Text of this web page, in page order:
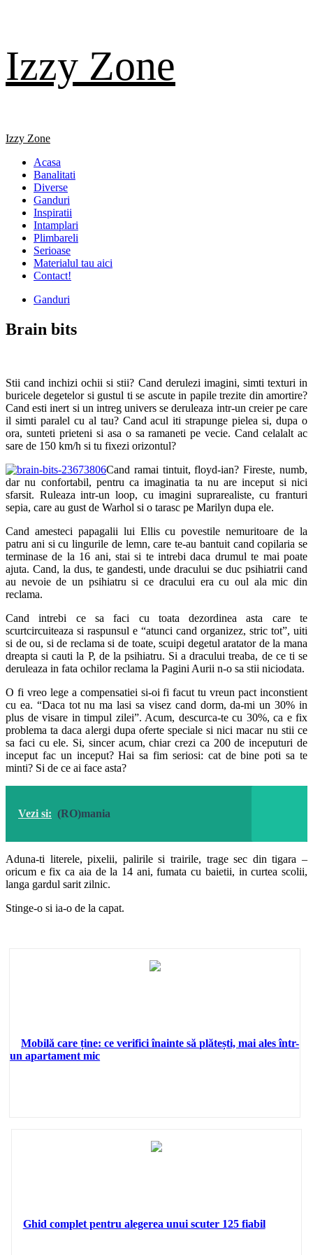
content
Izzy Zone
Primary
Izzy Zone
Acasa
Banalitati
Diverse
Ganduri
Inspiratii
Intamplari
Plimbareli
Serioase
Materialul tau aici
Contact!
Ganduri
Brain bits
Stii cand inchizi ochii si stii? Cand derulezi imagini, simti texturi in
buricele degetelor si gustul ti se ascute in papile trezite din amortire?
Cand esti inert si un intreg univers se deruleaza intr-un creier pe care
il simti paralel cu al tau? Cand acul iti strapunge pielea si, dupa o
ora, sunteti prieteni si asa o sa ramaneti pe vecie. Cand celalalt ac
sare de 150 km/h si tu fixezi orizontul?
Cand ramai tintuit, floyd-ian? Fireste, numb,
dar nu confortabil, pentru ca imaginatia ta nu are inceput si nici
sfarsit. Ruleaza intr-un loop, cu imagini suprarealiste, cu franturi
sepia, care au gust de Warhol si o tarasc pe Marilyn dupa ele.
Cand amesteci papagalii lui Ellis cu povestile nemuritoare de la
patru ani si cu lingurile de lemn, care te-au bantuit cand copilaria se
terminase de la 16 ani, stai si te intrebi daca drumul te mai poate
ajuta. Cand, la dus, te gandesti, unde dracului se duc psihiatrii cand
au nevoie de un psihiatru si ce dracului era cu oul ala mic din
reclama.
Cand intrebi ce sa faci cu toata dezordinea asta care te
scurtcircuiteaza si raspunsul e “atunci cand organizez, stric tot”, uiti
si de ou, si de reclama si de toate, scuipi degetul aratator de la mana
dreapta si cauti la P, de la psihiatru. Si a dracului treaba, de ce ti se
deruleaza in fata ochilor reclama la Pagini Aurii n-o sa stii niciodata.
O fi vreo lege a compensatiei si-oi fi facut tu vreun pact inconstient
cu ea. “Daca tot nu ma lasi sa visez cand dorm, da-mi un 30% in
plus de visare in timpul zilei”. Acum, descurca-te cu 30%, ca e fix
problema ta daca alergi dupa oferte speciale si nici macar nu stii ce
sa faci cu ele. Si, sincer acum, chiar crezi ca 200 de inceputuri de
inceput fac un inceput? Hai sa fim seriosi: cat de bine poti sa te
minti? Si de ce ai face asta?
Vezi si: (RO)mania
Aduna-ti literele, pixelii, palirile si trairile, trage sec din tigara –
oricum e fix ca aia de la 14 ani, fumata cu baietii, in curtea scolii,
langa gardul sarit zilnic.
Stinge-o si ia-o de la capat.
Mobilă care ține: ce verifici înainte să plătești, mai ales într-
un apartament mic
Ghid complet pentru alegerea unui scuter 125 fiabil